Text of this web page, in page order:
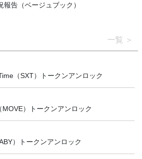
報告（ベージュブック）
一覧
（SXT）トークンアンロック
）トークンアンロック
）トークンアンロック